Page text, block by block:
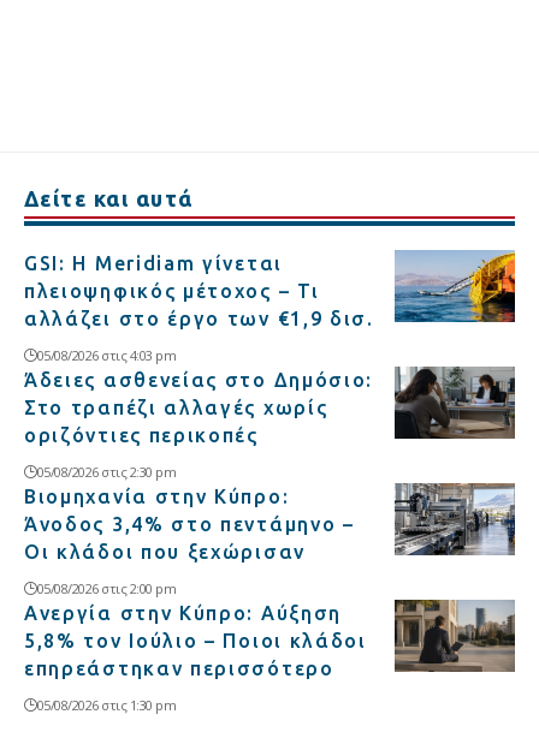
Δείτε και αυτά
GSI: Η Meridiam γίνεται
πλειοψηφικός μέτοχος – Τι
αλλάζει στο έργο των €1,9 δισ.
05/08/2026 στις 4:03 pm
Άδειες ασθενείας στο Δημόσιο:
Στο τραπέζι αλλαγές χωρίς
οριζόντιες περικοπές
05/08/2026 στις 2:30 pm
Βιομηχανία στην Κύπρο:
Άνοδος 3,4% στο πεντάμηνο –
Οι κλάδοι που ξεχώρισαν
05/08/2026 στις 2:00 pm
Ανεργία στην Κύπρο: Αύξηση
5,8% τον Ιούλιο – Ποιοι κλάδοι
επηρεάστηκαν περισσότερο
05/08/2026 στις 1:30 pm